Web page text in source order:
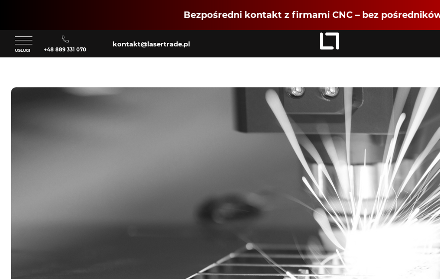
Bezpośredni kontakt z firmami CNC – bez
Zaloguj się
Dołącz jako Partner CNC
Rejestracja
USŁUGI +48 889 331 070
kontakt@lasertrade.pl